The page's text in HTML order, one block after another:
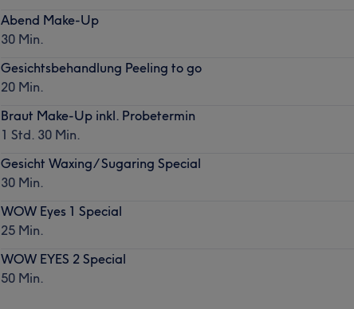
Abend Make-Up
30 Min.
Gesichtsbehandlung Peeling to go
20 Min.
Braut Make-Up inkl. Probetermin
1 Std. 30 Min.
Gesicht Waxing/ Sugaring Special
30 Min.
WOW Eyes 1 Special
25 Min.
WOW EYES 2 Special
50 Min.